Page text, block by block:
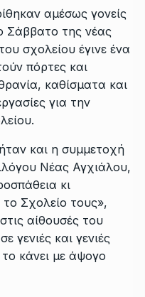
αμέσως γονείς
Σάββατο της νέας
σχολείου έγινε ένα
πόρτες και
καθίσματα και
για την
και η συμμετοχή
Νέας Αγχιάλου,
κι
το Σχολείο τους»,
αίθουσές του
γενιές και γενιές
το κάνει με άψογο